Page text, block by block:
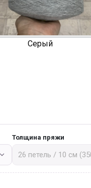
Серый
Толщина пряжи